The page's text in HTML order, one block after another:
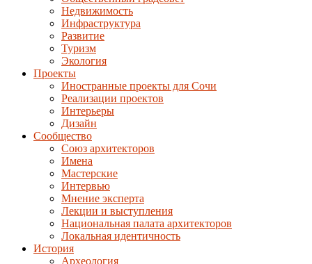
Недвижимость
Инфраструктура
Развитие
Туризм
Экология
Проекты
Иностранные проекты для Сочи
Реализации проектов
Интерьеры
Дизайн
Сообщество
Союз архитекторов
Имена
Мастерские
Интервью
Мнение эксперта
Лекции и выступления
Национальная палата архитекторов
Локальная идентичность
История
Археология